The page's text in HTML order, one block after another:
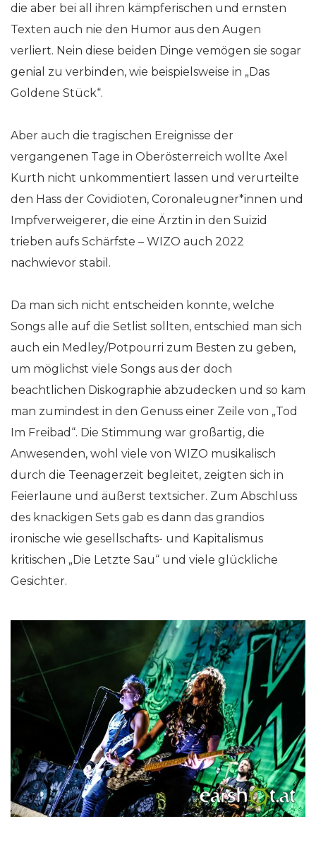
die aber bei all ihren kämpferischen und ernsten
Texten auch nie den Humor aus den Augen
verliert. Nein diese beiden Dinge vemögen sie sogar
genial zu verbinden, wie beispielsweise in „Das
Goldene Stück“.
Aber auch die tragischen Ereignisse der
vergangenen Tage in Oberösterreich wollte Axel
Kurth nicht unkommentiert lassen und verurteilte
den Hass der Covidioten, Coronaleugner*innen und
Impfverweigerer, die eine Ärztin in den Suizid
trieben aufs Schärfste – WIZO auch 2022
nachwievor stabil.
Da man sich nicht entscheiden konnte, welche
Songs alle auf die Setlist sollten, entschied man sich
auch ein Medley/Potpourri zum Besten zu geben,
um möglichst viele Songs aus der doch
beachtlichen Diskographie abzudecken und so kam
man zumindest in den Genuss einer Zeile von „Tod
Im Freibad“. Die Stimmung war großartig, die
Anwesenden, wohl viele von WIZO musikalisch
durch die Teenagerzeit begleitet, zeigten sich in
Feierlaune und äußerst textsicher. Zum Abschluss
des knackigen Sets gab es dann das grandios
ironische wie gesellschafts- und Kapitalismus
kritischen „Die Letzte Sau“ und viele glückliche
Gesichter.